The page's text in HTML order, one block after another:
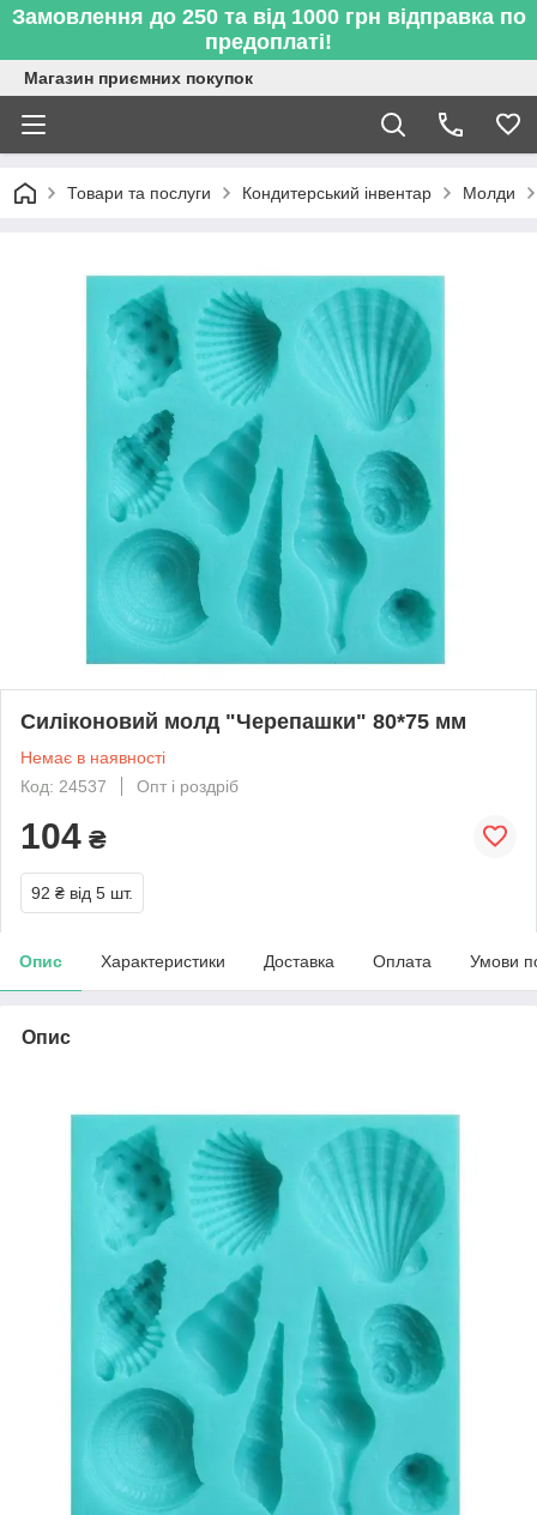
Замовлення до 250 та від 1000 грн відправка по
предоплаті!
Магазин приємних покупок
Товари та послуги Кондитерський інвентар Молди
Силіконовий молд "Черепашки" 80*75 мм
Немає в наявності
Код: 24537
Опт і роздріб
104 ₴
92 ₴ від 5 шт.
Опис Характеристики Доставка Оплата Умови
Опис